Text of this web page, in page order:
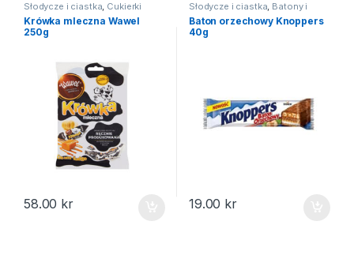
Słodycze i ciastka, Cukierki
Krówka mleczna Wawel
250g
58.00 kr
Słodycze i ciastka, Batony i
wafelki
Baton orzechowy Knoppers
40g
19.00 kr